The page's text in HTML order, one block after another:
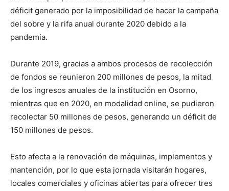
déficit generado por la imposibilidad de hacer la campaña
del sobre y la rifa anual durante 2020 debido a la
pandemia.
Durante 2019, gracias a ambos procesos de recolección
de fondos se reunieron 200 millones de pesos, la mitad
de los ingresos anuales de la institución en Osorno,
mientras que en 2020, en modalidad online, se pudieron
recolectar 50 millones de pesos, generando un déficit de
150 millones de pesos.
Esto afecta a la renovación de máquinas, implementos y
mantención, por lo que esta jornada visitarán hogares,
locales comerciales y oficinas abiertas para ofrecer tres